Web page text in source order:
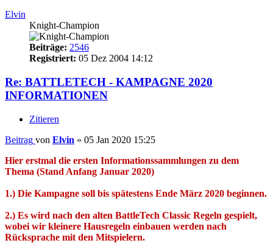
Elvin
Knight-Champion
Beiträge: 2546
Registriert: 05 Dez 2004 14:12
Re: BATTLETECH - KAMPAGNE 2020
INFORMATIONEN
Zitieren
Beitrag von Elvin » 05 Jan 2020 15:25
Hier erstmal die ersten Informationssammlungen zu dem
Thema (Stand Anfang Januar 2020)
1.) Die Kampagne soll bis spätestens Ende März 2020 beginnen.
2.) Es wird nach den alten BattleTech Classic Regeln gespielt,
wobei wir kleinere Hausregeln einbauen werden nach
Rücksprache mit den Mitspielern.